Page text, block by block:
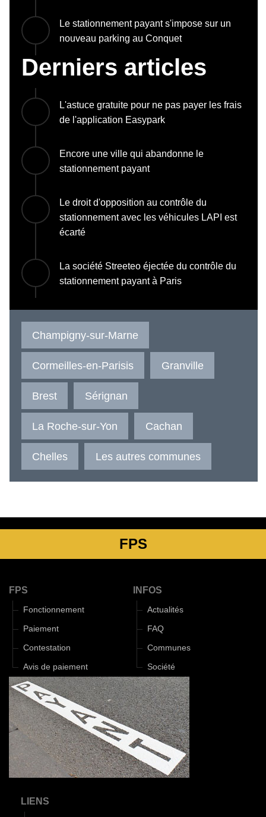
Le stationnement payant s'impose sur un
nouveau parking au Conquet
Derniers articles
L'astuce gratuite pour ne pas payer les frais
de l'application Easypark
Encore une ville qui abandonne le
stationnement payant
Le droit d'opposition au contrôle du
stationnement avec les véhicules LAPI est
écarté
La société Streeteo éjectée du contrôle du
stationnement payant à Paris
Champigny-sur-Marne
Cormeilles-en-Parisis Granville
Brest Sérignan
La Roche-sur-Yon Cachan
Chelles Les autres communes
FPS
FPS
Fonctionnement
Paiement
Contestation
Avis de paiement
INFOS
Actualités
FAQ
Communes
Société
LIENS